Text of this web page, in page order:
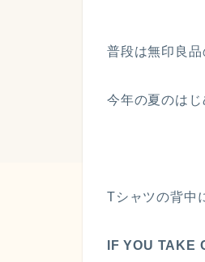
普段は無印良
今年の夏のは
Tシャツの背中
IF YOU TAKE